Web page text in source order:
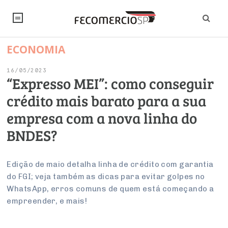
NOTÍCIAS
Editorial
Artigos
Institucional
Debates Fecomercio-SP
PROJETOS ESPECIAIS:
UM BRASIL
UM BRASIL
Economia
Pesquisas
Brasil
Internacional
Modernização do Estado
Economia Digital
Legislação
Empresas
Arbitragem e Mediação
Reforma Tributária
Varejo
Atacado
Sustentabilidade
ESG
Últimas Notícias
SINDICATOS
PESQUISAS
FALE CONOSCO
Sobre
Imprensa
CONSELHOS
Conselho de Turismo
EMPRESAS
ECONOMIA
16/05/2023
“Expresso MEI”: como conseguir
crédito mais barato para a sua
empresa com a nova linha do
BNDES?
Edição de maio detalha linha de crédito com garantia
do FGI; veja também as dicas para evitar golpes no
WhatsApp, erros comuns de quem está começando a
empreender, e mais!